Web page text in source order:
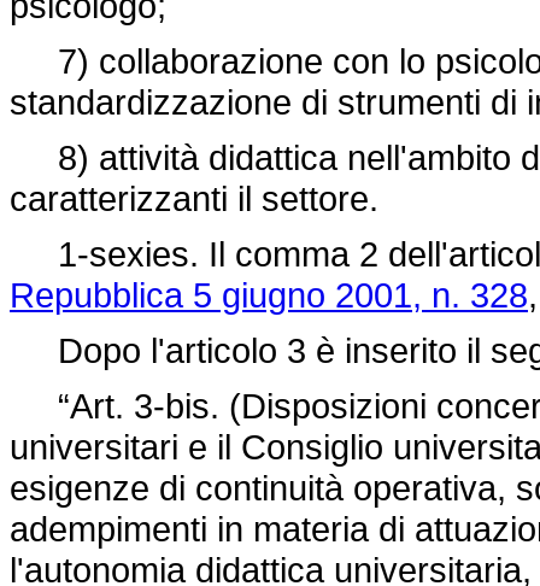
7) collaborazione con lo
standardizzazione di strumenti di
8) attività didattica nell'ambito
caratterizzanti il settore.
1-sexies. Il comma 2
Repubblica 5 giugno 2001, n. 328
Dopo l'articolo 3 è inserito il
“Art. 3-bis. (Disposizioni
universitari e il Consiglio
esigenze di continuità operativa,
adempimenti in materia di
l'autonomia didattica